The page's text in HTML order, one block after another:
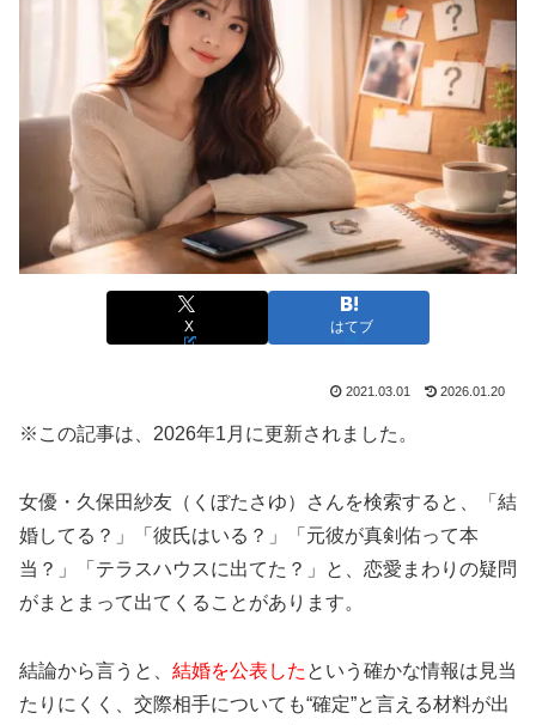
X はてブ
2021.03.01 2026.01.20
※この記事は、2026年1月に更新されました。
女優・久保田紗友（くぼたさゆ）さんを検索すると、「結
婚してる？」「彼氏はいる？」「元彼が真剣佑って本
当？」「テラスハウスに出てた？」と、恋愛まわりの疑問
がまとまって出てくることがあります。
結論から言うと、 結婚を公表した という確かな情報は見当
たりにくく、交際相手についても“確定”と言える材料が出